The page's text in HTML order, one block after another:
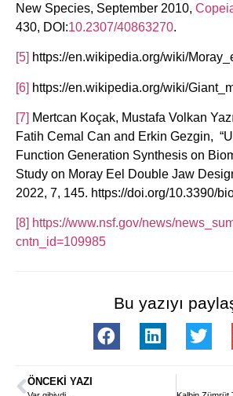
New Species, September 2010,
430, DOI:10.2307/40863270.
[5] https://en.wikipedia.org/wiki/
[6] https://en.wikipedia.org/wiki/
[7] Mertcan Koçak, Mustafa Volkan
Fatih Cemal Can and Erkin Gezgin,
Function Generation Synthesis on
Study on Moray Eel Double Jaw
2022, 7, 145. https://doi.org/10.3390/
[8] https://www.nsf.gov/news/
cntn_id=109985
Bu yazıyı
ÖNCEKI YAZI